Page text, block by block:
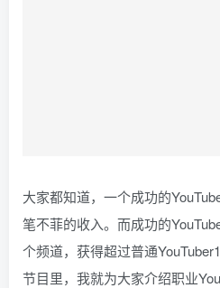
大家都知道，一个成功的
笔不菲的收入。而成功的
个频道，获得超过普通
节目里，我就为大家介绍职业